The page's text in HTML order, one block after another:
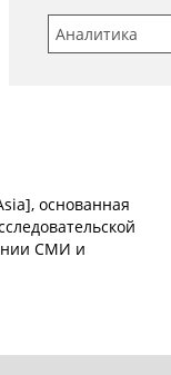
Аналитика
основанная
СМИ и